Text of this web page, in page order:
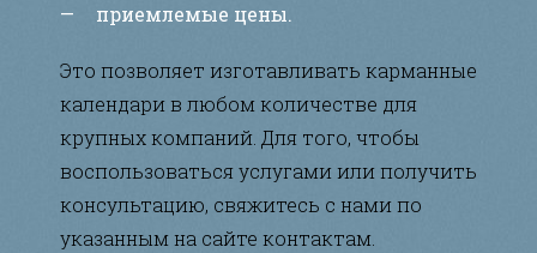
приемлемые цены.
Это позволяет изготавливать карманные
календари в любом количестве для
крупных компаний. Для того, чтобы
воспользоваться услугами или получить
консультацию, свяжитесь с нами по
указанным на сайте контактам.